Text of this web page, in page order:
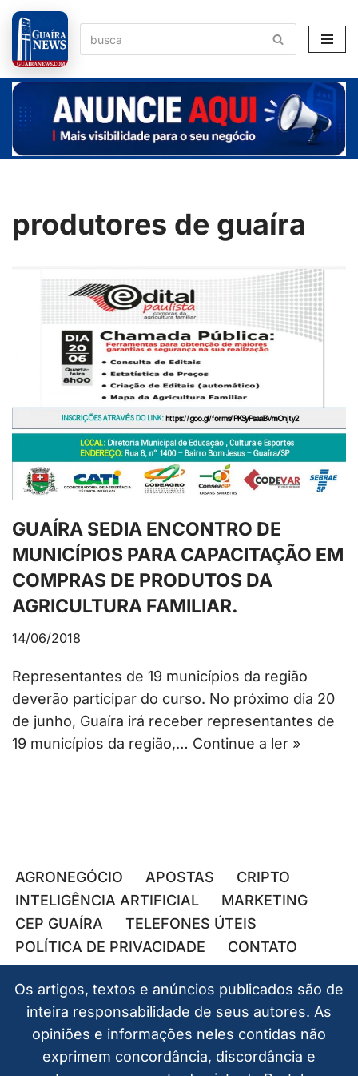
Pular
para
o
conteúdo
produtores de guaíra
GUAÍRA SEDIA ENCONTRO DE
MUNICÍPIOS PARA CAPACITAÇÃO EM
COMPRAS DE PRODUTOS DA
AGRICULTURA FAMILIAR.
14/06/2018
Representantes de 19 municípios da região
deverão participar do curso. No próximo dia 20
de junho, Guaíra irá receber representantes de
19 municípios da região,… Continue a ler »
AGRONEGÓCIO APOSTAS
CRIPTO
INTELIGÊNCIA ARTIFICIAL
MARKETING
CEP GUAÍRA
TELEFONES ÚTEIS
POLÍTICA DE PRIVACIDADE
CONTATO
Os artigos, textos e anúncios publicados são de
inteira responsabilidade de seus autores. As
opiniões e informações neles contidas não
exprimem concordância, discordância e